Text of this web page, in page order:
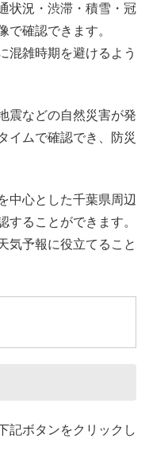
状況・渋滞・積雪・冠
で確認できます。
混雑時期を避けるよう
震などの自然災害が発
イムで確認でき、防災
中心とした千葉県周辺
することができます。
気予報に役立てること
記ボタンをクリックし